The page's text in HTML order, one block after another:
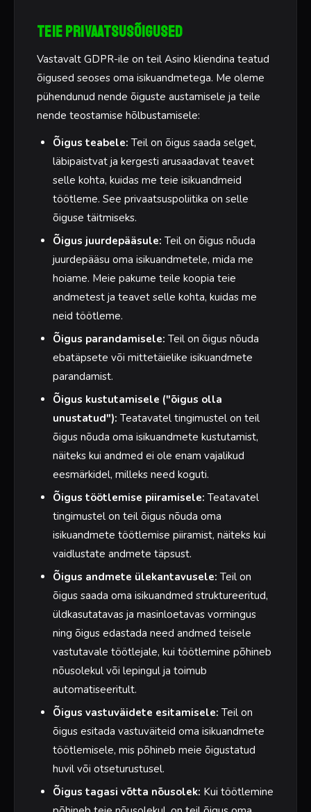
Teie privaatsusõigused
Vastavalt GDPR-ile on teil Asino kliendina teatud
õigused seoses oma isikuandmetega. Me oleme
pühendunud nende õiguste austamisele ja teile
nende teostamise hõlbustamisele:
Õigus teabele: Teil on õigus saada selget,
läbipaistvat ja kergesti arusaadavat teavet
selle kohta, kuidas me teie isikuandmeid
töötleme. See privaatsuspoliitika on selle
õiguse täitmiseks.
Õigus juurdepääsule: Teil on õigus nõuda
juurdepääsu oma isikuandmetele, mida me
hoiame. Meie pakume teile koopia teie
andmetest ja teavet selle kohta, kuidas me
neid töötleme.
Õigus parandamisele: Teil on õigus nõuda
ebatäpsete või mittetäielike isikuandmete
parandamist.
Õigus kustutamisele ("õigus olla
unustatud"): Teatavatel tingimustel on teil
õigus nõuda oma isikuandmete kustutamist,
näiteks kui andmed ei ole enam vajalikud
eesmärkidel, milleks need koguti.
Õigus töötlemise piiramisele: Teatavatel
tingimustel on teil õigus nõuda oma
isikuandmete töötlemise piiramist, näiteks kui
vaidlustate andmete täpsust.
Õigus andmete ülekantavusele: Teil on
õigus saada oma isikuandmed struktureeritud,
üldkasutatavas ja masinloetavas vormingus
ning õigus edastada need andmed teisele
vastutavale töötlejale, kui töötlemine põhineb
nõusolekul või lepingul ja toimub
automatiseeritult.
Õigus vastuväidete esitamisele: Teil on
õigus esitada vastuväiteid oma isikuandmete
töötlemisele, mis põhineb meie õigustatud
huvil või otseturustusel.
Õigus tagasi võtta nõusolek: Kui töötlemine